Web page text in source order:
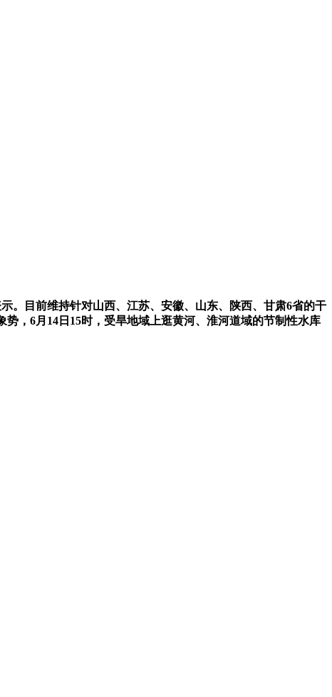
目前维持针对山西、江苏、安徽、山东、陕西、甘肃6省的干
，6月14日15时，受旱地域上逛黄河、淮河道域的节制性水库